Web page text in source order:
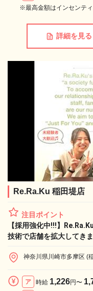
※最高金額はインセンテ
詳細を見る
Re.Ra.Ku 稲田堤店
注目ポイント
【採用強化中!!!】
技術で店舗を拡大してき
神奈川県川崎市多摩区 (
ア 時給 1,226円〜